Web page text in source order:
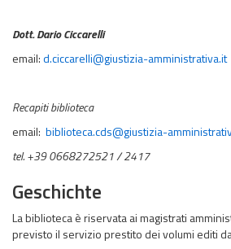
Dott. Dario Ciccarelli
email:d.ciccarelli@giustizia-amministrativa.it
Recapiti biblioteca
email: biblioteca.cds@giustizia-
tel. +39 0668272521 / 2417
Geschichte
La biblioteca è riservata ai magistrati
previsto il servizio prestito dei volumi editi